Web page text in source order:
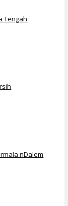
Tengah
nDalem